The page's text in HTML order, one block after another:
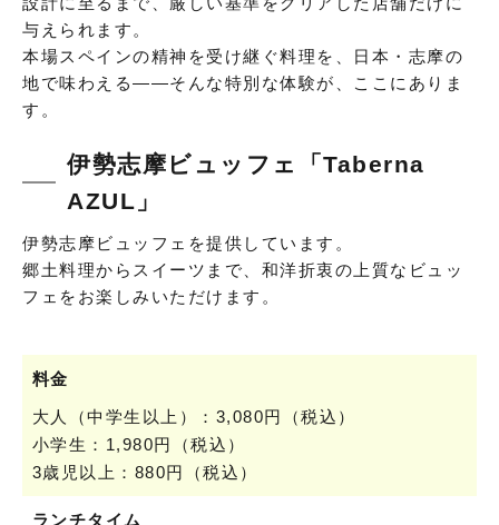
与えられます。
本場スペインの精神を受け継ぐ料理を、日本・志摩の
地で味わえる——そんな特別な体験が、ここにありま
す。
伊勢志摩ビュッフェ「Taberna
AZUL」
伊勢志摩ビュッフェを提供しています。
郷土料理からスイーツまで、和洋折衷の上質なビュッ
フェをお楽しみいただけます。
料金
大人（中学生以上）：3,080円（税込）
小学生：1,980円（税込）
3歳児以上：880円（税込）
ランチタイム